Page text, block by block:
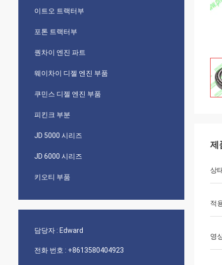
이트오 트랙터부
포톤 트랙터부
퀀차이 엔진 파트
웨이차이 디젤 엔진 부품
쿠민스 디젤 엔진 부품
피킨크 부분
JD 5000 시리즈
JD 6000 시리즈
키오티 부품
담당자 : Edward
전화 번호 : +8613580404923
제
상
적
영